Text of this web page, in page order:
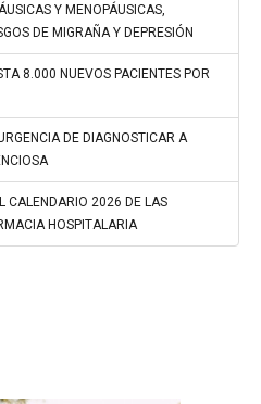
Y MENOPÁUSICAS,
DE MIGRAÑA Y DEPRESIÓN
8.000 NUEVOS PACIENTES POR
DE DIAGNOSTICAR A
CALENDARIO 2026 DE LAS
HOSPITALARIA